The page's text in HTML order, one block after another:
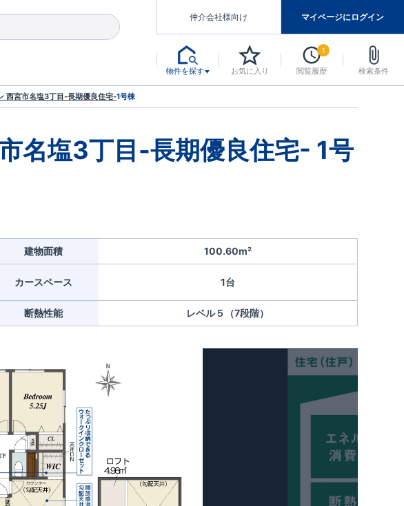
仲介会社様向け マイページにログイン
物件を探す お気に入り 閲覧履歴
1
検索条件
西宮市名塩3丁目-長期優良住宅-1号棟
名塩3丁目-長期優良住宅- 1号
建物面積 100.60m²
カースペース 1台
断熱性能 レベル５（7段階）